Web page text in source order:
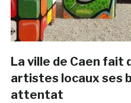
La ville de Caen fait
artistes locaux ses
attentat